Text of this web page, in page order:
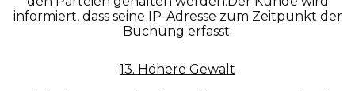
informiert, dass seine IP-Adresse zum Zeitpunkt der
Buchung erfasst.
13. Höhere Gewalt